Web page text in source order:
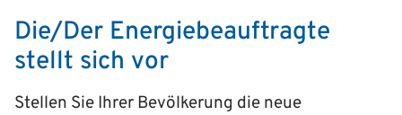
Die/Der Energiebeauftragte
stellt sich vor
Stellen Sie Ihrer Bevölkerung die neue